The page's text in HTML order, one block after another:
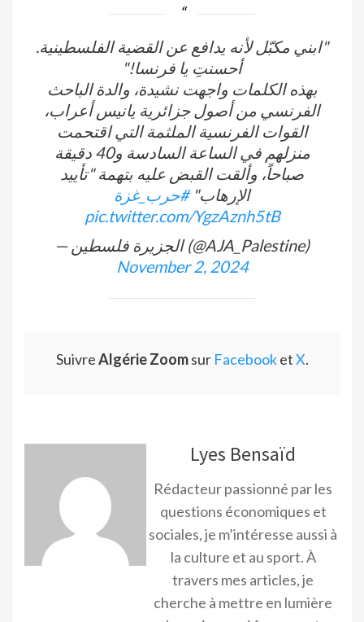
"ابني مكبّل لأنه يدافع عن القضية الفلسطينية.
أحسنتِ يا فرنسا!"
بهذه الكلمات واجهت نشيدة، والدة الباحث
الفرنسي من أصول جزائرية يانيس أعراب،
القوات الفرنسية الملثمة التي اقتحمت
منزلهم في الساعة السادسة و40 دقيقة
صباحاً، وألقت القبض عليه بتهمة "تأييد
الإرهاب"#حرب_غزة
pic.twitter.com/YgzAznh5tB
— الجزيرة فلسطين (@AJA_Palestine)
November 2, 2024
SuivreAlgérie Zoomsur FacebooketX.
Lyes Bensaïd
Rédacteur passionné par les
questions économiques et
sociales, je m’intéresse aussi à
la culture et au sport. À
travers mes articles, je
cherche à mettre en lumière